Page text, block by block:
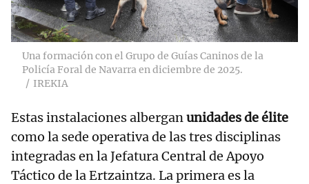
Una formación con el Grupo de Guías Caninos de la
Policía Foral de Navarra en diciembre de 2025.
IREKIA
Estas instalaciones alberganunidades de élite
como la sede operativa de las tres disciplinas
integradas en la Jefatura Central de Apoyo
Táctico de la Ertzaintza. La primera es la